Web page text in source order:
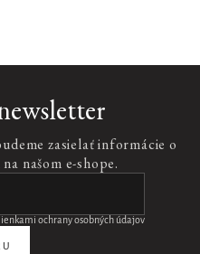
zasielať informácie o
našom e-shope.
ochrany osobných údajov